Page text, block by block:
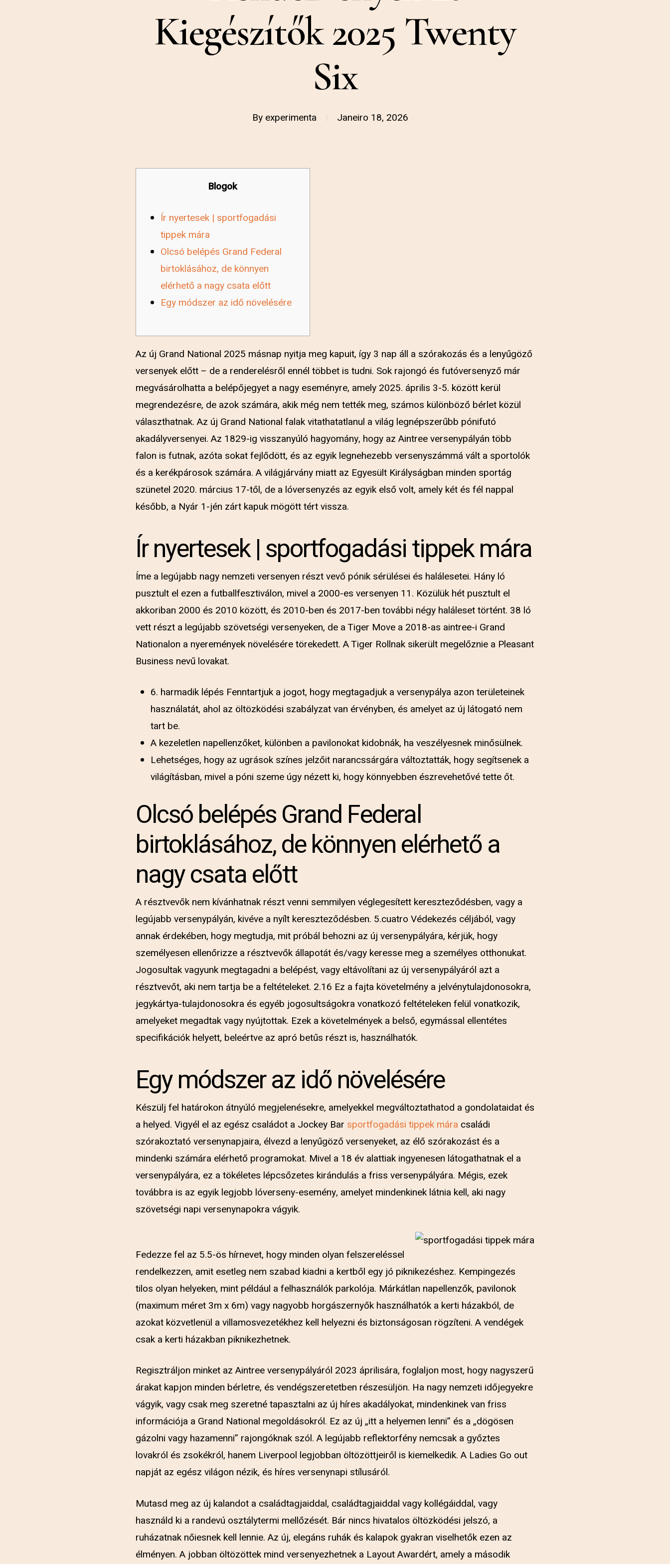
Kiegészítők 2025 Twenty
Six
By experimenta Janeiro 18, 2026
Blogok
Ír nyertesek | sportfogadási
tippek mára
Olcsó belépés Grand Federal
birtoklásához, de könnyen
elérhető a nagy csata előtt
Egy módszer az idő növelésére
Az új Grand National 2025 másnap nyitja meg kapuit, így 3 nap áll a szórakozás és a lenyűgöző
versenyek előtt – de a renderelésről ennél többet is tudni. Sok rajongó és futóversenyző már
megvásárolhatta a belépőjegyet a nagy eseményre, amely 2025. április 3-5. között kerül
megrendezésre, de azok számára, akik még nem tették meg, számos különböző bérlet közül
választhatnak. Az új Grand National falak vitathatatlanul a világ legnépszerűbb pónifutó
akadályversenyei. Az 1829-ig visszanyúló hagyomány, hogy az Aintree versenypályán több
falon is futnak, azóta sokat fejlődött, és az egyik legnehezebb versenyszámmá vált a sportolók
és a kerékpárosok számára. A világjárvány miatt az Egyesült Királyságban minden sportág
szünetel 2020. március 17-től, de a lóversenyzés az egyik első volt, amely két és fél nappal
később, a Nyár 1-jén zárt kapuk mögött tért vissza.
Ír nyertesek | sportfogadási tippek mára
Íme a legújabb nagy nemzeti versenyen részt vevő pónik sérülései és halálesetei. Hány ló
pusztult el ezen a futballfesztiválon, mivel a 2000-es versenyen 11. Közülük hét pusztult el
akkoriban 2000 és 2010 között, és 2010-ben és 2017-ben további négy haláleset történt. 38 ló
vett részt a legújabb szövetségi versenyeken, de a Tiger Move a 2018-as aintree-i Grand
Nationalon a nyeremények növelésére törekedett. A Tiger Rollnak sikerült megelőznie a Pleasant
Business nevű lovakat.
6. harmadik lépés Fenntartjuk a jogot, hogy megtagadjuk a versenypálya azon területeinek
használatát, ahol az öltözködési szabályzat van érvényben, és amelyet az új látogató nem
tart be.
A kezeletlen napellenzőket, különben a pavilonokat kidobnák, ha veszélyesnek minősülnek.
Lehetséges, hogy az ugrások színes jelzőit narancssárgára változtatták, hogy segítsenek a
világításban, mivel a póni szeme úgy nézett ki, hogy könnyebben észrevehetővé tette őt.
Olcsó belépés Grand Federal
birtoklásához, de könnyen elérhető a
nagy csata előtt
A résztvevők nem kívánhatnak részt venni semmilyen véglegesített kereszteződésben, vagy a
legújabb versenypályán, kivéve a nyílt kereszteződésben. 5.cuatro Védekezés céljából, vagy
annak érdekében, hogy megtudja, mit próbál behozni az új versenypályára, kérjük, hogy
személyesen ellenőrizze a résztvevők állapotát és/vagy keresse meg a személyes otthonukat.
Jogosultak vagyunk megtagadni a belépést, vagy eltávolítani az új versenypályáról azt a
résztvevőt, aki nem tartja be a feltételeket. 2.16 Ez a fajta követelmény a jelvénytulajdonosokra,
jegykártya-tulajdonosokra és egyéb jogosultságokra vonatkozó feltételeken felül vonatkozik,
amelyeket megadtak vagy nyújtottak. Ezek a követelmények a belső, egymással ellentétes
specifikációk helyett, beleértve az apró betűs részt is, használhatók.
Egy módszer az idő növelésére
Készülj fel határokon átnyúló megjelenésekre, amelyekkel megváltoztathatod a gondolataidat és
a helyed. Vigyél el az egész családot a Jockey Bar sportfogadási tippek mára családi
szórakoztató versenynapjaira, élvezd a lenyűgöző versenyeket, az élő szórakozást és a
mindenki számára elérhető programokat. Mivel a 18 év alattiak ingyenesen látogathatnak el a
versenypályára, ez a tökéletes lépcsőzetes kirándulás a friss versenypályára. Mégis, ezek
továbbra is az egyik legjobb lóverseny-esemény, amelyet mindenkinek látnia kell, aki nagy
szövetségi napi versenynapokra vágyik.
Fedezze fel az 5.5-ös hírnevet, hogy minden olyan felszereléssel
rendelkezzen, amit esetleg nem szabad kiadni a kertből egy jó piknikezéshez. Kempingezés
tilos olyan helyeken, mint például a felhasználók parkolója. Márkátlan napellenzők, pavilonok
(maximum méret 3m x 6m) vagy nagyobb horgászernyők használhatók a kerti házakból, de
azokat közvetlenül a villamosvezetékhez kell helyezni és biztonságosan rögzíteni. A vendégek
csak a kerti házakban piknikezhetnek.
Regisztráljon minket az Aintree versenypályáról 2023 áprilisára, foglaljon most, hogy nagyszerű
árakat kapjon minden bérletre, és vendégszeretetben részesüljön. Ha nagy nemzeti időjegyekre
vágyik, vagy csak meg szeretné tapasztalni az új híres akadályokat, mindenkinek van friss
információja a Grand National megoldásokról. Ez az új „itt a helyemen lenni” és a „dögösen
gázolni vagy hazamenni” rajongóknak szól. A legújabb reflektorfény nemcsak a győztes
lovakról és zsokékról, hanem Liverpool legjobban öltözöttjeiről is kiemelkedik. A Ladies Go out
napját az egész világon nézik, és híres versenynapi stílusáról.
Mutasd meg az új kalandot a családtagjaiddal, családtagjaiddal vagy kollégáiddal, vagy
használd ki a randevú osztálytermi mellőzését. Bár nincs hivatalos öltözködési jelszó, a
ruházatnak nőiesnek kell lennie. Az új, elegáns ruhák és kalapok gyakran viselhetők ezen az
élményen. A jobban öltözöttek mind versenyezhetnek a Layout Awardért, amely a második